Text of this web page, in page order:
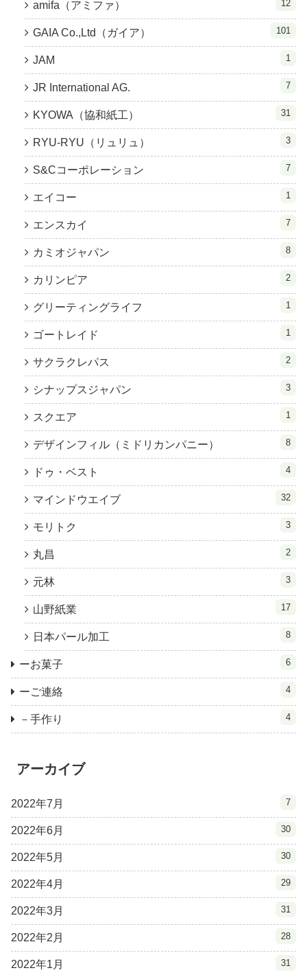
amifa（アミファ） 12
GAIA Co.,Ltd（ガイア） 101
JAM 1
JR International AG. 7
KYOWA（協和紙工） 31
RYU-RYU（リュリュ） 3
S&Cコーポレーション 7
エイコー 1
エンスカイ 7
カミオジャパン 8
カリンピア 2
グリーティングライフ 1
ゴートレイド 1
サクラクレパス 2
シナップスジャパン 3
スクエア 1
デザインフィル（ミドリカンパニー） 8
ドゥ・ベスト 4
マインドウエイブ 32
モリトク 3
丸昌 2
元林 3
山野紙業 17
日本パール加工 8
ーお菓子 6
ーご連絡 4
－手作り 4
アーカイブ
2022年7月 7
2022年6月 30
2022年5月 30
2022年4月 29
2022年3月 31
2022年2月 28
2022年1月 31